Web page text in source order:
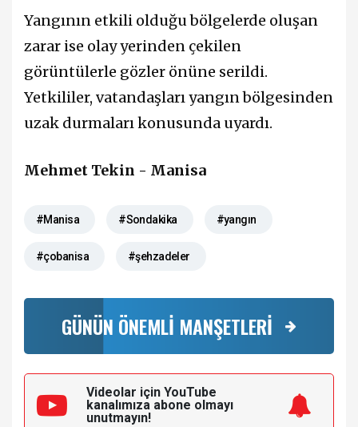
Yangının etkili olduğu bölgelerde oluşan
zarar ise olay yerinden çekilen
görüntülerle gözler önüne serildi.
Yetkililer, vatandaşları yangın bölgesinden
uzak durmaları konusunda uyardı.
Mehmet Tekin - Manisa
#Manisa #Sondakika #yangın
#çobanisa #şehzadeler
GÜNÜN ÖNEMLİ MANŞETLERİ
Videolar için YouTube
kanalımıza abone olmayı
unutmayın!